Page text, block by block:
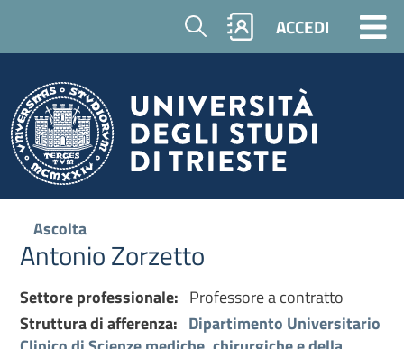
Cerca ACCEDI
Ascolta
Antonio Zorzetto
Settore professionale: Professore a contratto
Struttura di afferenza: Dipartimento Universitario